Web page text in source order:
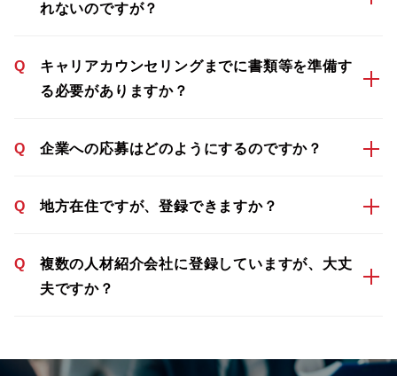
れないのですが？
Q
キャリアカウンセリングまでに書類等を準備す
る必要がありますか？
Q 企業への応募はどのようにするのですか？
Q 地方在住ですが、登録できますか？
Q
複数の人材紹介会社に登録していますが、大丈
夫ですか？